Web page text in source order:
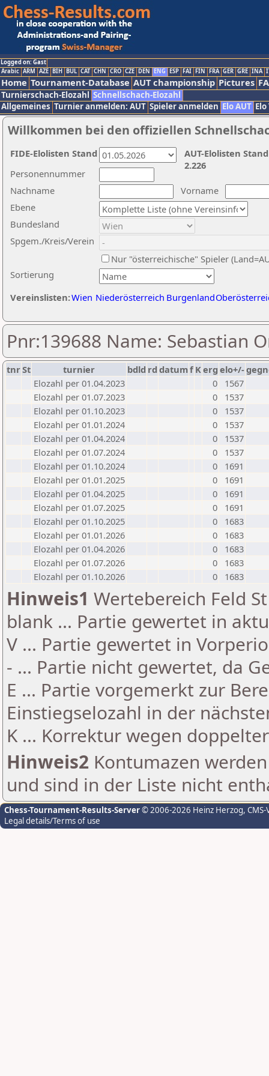
Logged on: Gast
Arabic ARM AZE BIH BUL CAT CHN CRO CZE DEN ENG ESP FAI FIN FRA GER GRE INA
Home Tournament-Database AUT championship Pictures
Turnierschach-Elozahl Schnellschach-Elozahl
Allgemeines Turnier anmelden: AUT Spieler anmelden Elo AUT
Willkommen bei den offiziellen
Nachname
Vorname
Ebene
Sortierung
Personennummer
Bundesland
Spgem./Kreis/Verein
Nur "österreichische" Spieler
Vereinslisten:Wien Niederösterreich Burgenland
AUT-Elolisten
2.226
FIDE-Elolisten Stand
Pnr:139688 Name: Sebastian
tnrSt turnier bdld rd datumf Kerg elo+/-
Elozahl per 01.04.2023
0
1567
Elozahl per 01.07.2023
0
1537
Elozahl per 01.10.2023
0
1537
Elozahl per 01.01.2024
0
1537
Elozahl per 01.04.2024
0
1537
Elozahl per 01.07.2024
0
1537
Elozahl per 01.10.2024
0
1691
Elozahl per 01.01.2025
0
1691
Elozahl per 01.04.2025
0
1691
Elozahl per 01.07.2025
0
1691
Elozahl per 01.10.2025
0
1683
Elozahl per 01.01.2026
0
1683
Elozahl per 01.04.2026
0
1683
Elozahl per 01.07.2026
0
1683
Elozahl per 01.10.2026
0 1683
Hinweis1 Wertebereich Feld
blank ... Partie gewertet in
V ... Partie gewertet in
- ... Partie nicht gewertet, da
E ... Partie vorgemerkt zur
Einstiegselozahl in der
K ... Korrektur wegen
Hinweis2 Kontumazen
und sind in der Liste nicht
Chess-Tournament-Results-Server© 2006-2026 Heinz Herzog,
Legal details/Terms of use